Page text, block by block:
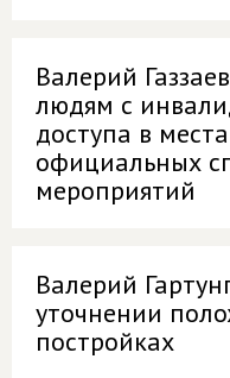
Валерий
людям с
доступа в
официальных
мероприятий
Валерий
уточнении
постройках